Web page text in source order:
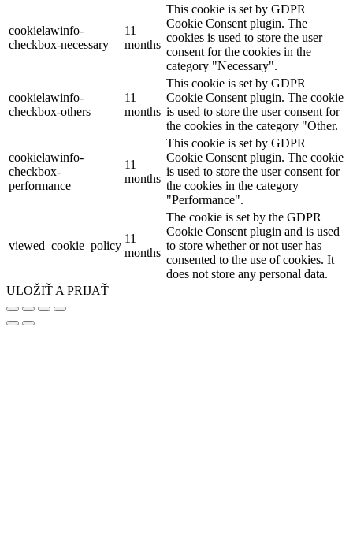
cookielawinfo-
checkbox-necessary
11
months
This cookie is set by GDPR
Cookie Consent plugin. The
cookies is used to store the user
consent for the cookies in the
category "Necessary".
cookielawinfo-
checkbox-others
11
months
This cookie is set by GDPR
Cookie Consent plugin. The cookie
is used to store the user consent for
the cookies in the category "Other.
cookielawinfo-
checkbox-
performance
11
months
This cookie is set by GDPR
Cookie Consent plugin. The cookie
is used to store the user consent for
the cookies in the category
"Performance".
viewed_cookie_policy
11
months
The cookie is set by the GDPR
Cookie Consent plugin and is used
to store whether or not user has
consented to the use of cookies. It
does not store any personal data.
ULOŽIŤ A PRIJAŤ